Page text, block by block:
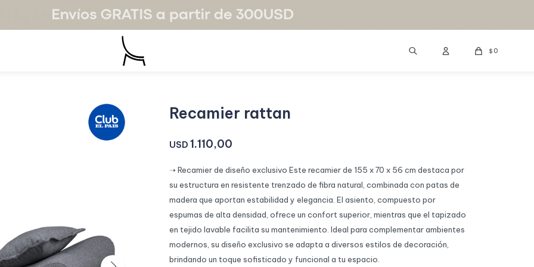
$ 0
Recamier rattan
USD 1.110,00
➝ Recamier de diseño exclusivo Este recamier de 155 x 70 x 56 cm destaca por
su estructura en resistente trenzado de fibra natural, combinada con patas de
madera que aportan estabilidad y elegancia. El asiento, compuesto por
espumas de alta densidad, ofrece un confort superior, mientras que el tapizado
en tejido lavable facilita su mantenimiento. Ideal para complementar ambientes
modernos, su diseño exclusivo se adapta a diversos estilos de decoración,
brindando un toque sofisticado y funcional a tu espacio.